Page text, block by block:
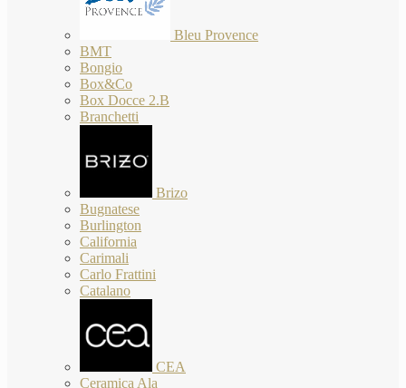
Bleu Provence
BMT
Bongio
Box&Co
Box Docce 2.B
Branchetti
Brizo
Bugnatese
Burlington
California
Carimali
Carlo Frattini
Catalano
CEA
Ceramica Ala